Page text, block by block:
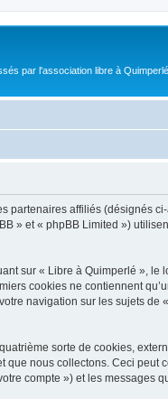
par l'association libre à Quimperlé
affiliés (désignés
» et « phpBB Limited »)
sur « Libre à Quimperlé »,
cookies ne contiennent
navigation sur les sujets
sorte de cookies,
nous collectons. Ceci
compte ») et les